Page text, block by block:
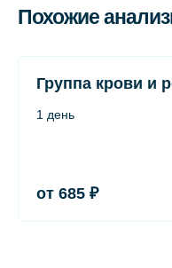
Похожие
Группа крови и
1 день
от 685 ₽